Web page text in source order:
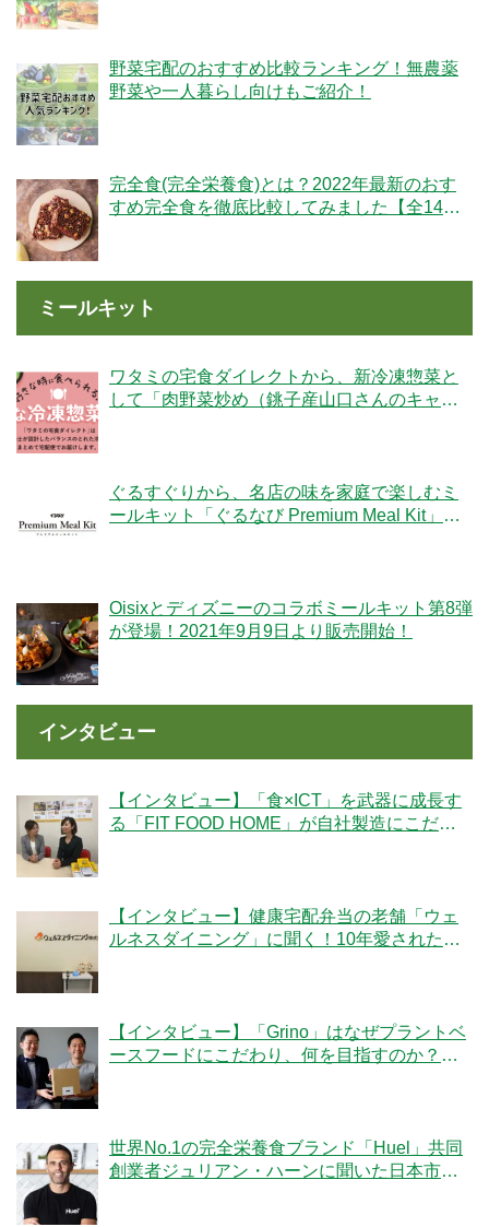
野菜宅配のおすすめ比較ランキング！無農薬
野菜や一人暮らし向けもご紹介！
完全食(完全栄養食)とは？2022年最新のおす
すめ完全食を徹底比較してみました【全14
ミールキット
ワタミの宅食ダイレクトから、新冷凍惣菜と
して「肉野菜炒め（銚子産山口さんのキャベ
ぐるすぐりから、名店の味を家庭で楽しむミ
ールキット「ぐるなび Premium Meal Kit」シ
Oisixとディズニーのコラボミールキット第8弾
が登場！2021年9月9日より販売開始！
インタビュー
【インタビュー】「食×ICT」を武器に成長す
る「FIT FOOD HOME」が自社製造にこだわ
【インタビュー】健康宅配弁当の老舗「ウェ
ルネスダイニング」に聞く！10年愛された秘
【インタビュー】「Grino」はなぜプラントベ
ースフードにこだわり、何を目指すのか？創
世界No.1の完全栄養食ブランド「Huel」共同
創業者ジュリアン・ハーンに聞いた日本市場